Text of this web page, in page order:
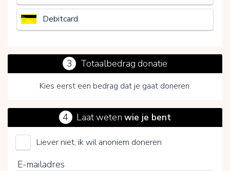
Debitcard
3 Totaalbedrag donatie
Kies eerst een bedrag dat je gaat doneren.
Bijenstichting
4 Laat wetenwie je bent
Liever niet, ik wil anoniem doneren
E-mailadres